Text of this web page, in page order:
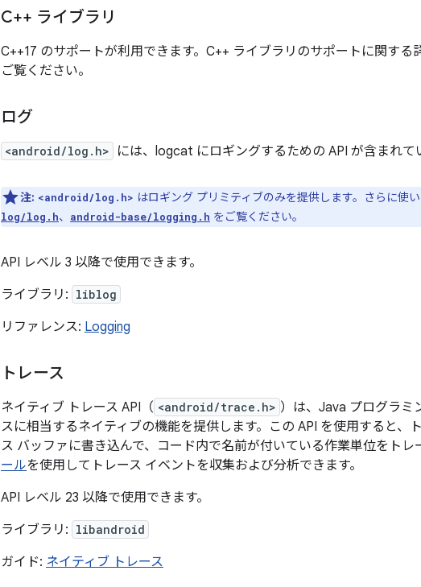
C++ ライブラリ
C++17 のサポートが利用できます。C++ ライブラリのサポートに関する
ご覧ください。
ログ
<android/log.h> には、logcat にロギングするための API が含まれて
注: <android/log.h> はロギング プリミティブのみを提供します。さらに使
log/log.h、 android-base/logging.h をご覧ください。
API レベル 3 以降で使用できます。
ライブラリ: liblog
リファレンス: Logging
トレース
ネイティブ トレース API（ <android/trace.h> ）は、Java プログラミ
スに相当するネイティブの機能を提供します。この API を使用すると、
ス バッファに書き込んで、コード内で名前が付いている作業単位をトレ
ールを使用してトレース イベントを収集および分析できます。
API レベル 23 以降で使用できます。
ライブラリ: libandroid
ガイド: ネイティブ トレース